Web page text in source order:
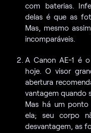
com baterias.
delas é que as
Mas, mesmo
incomparáveis.
A Canon AE-1 é
hoje. O visor
abertura
vantagem quando
Mas há um
ela; seu corpo
desvantagem, as